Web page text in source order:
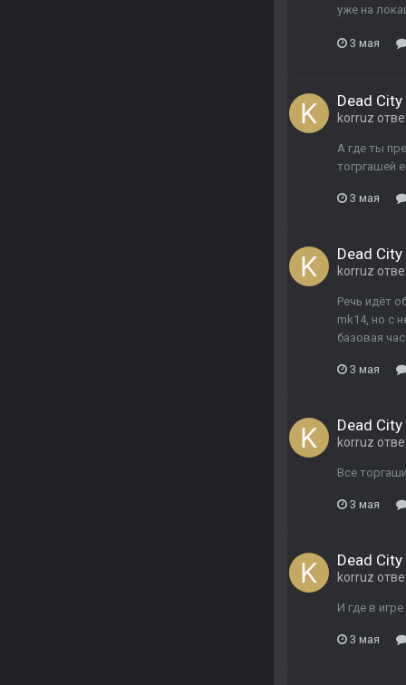
уже на
3 мая
Dead City
korruz
А где ты
тогргашей
3 мая
Dead City
korruz
Речь идёт
mk14, но с
базовая
3 мая
Dead City
korruz
Все
3 мая
Dead City
korruz
И где в
3 мая